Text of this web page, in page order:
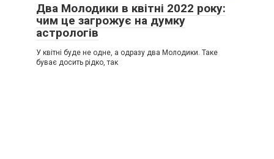
Два Молодики в квітні 2022 року:
чим це загрожує на думку
астрологів
У квітні буде не одне, а одразу два Молодики. Таке
буває досить рідко, так